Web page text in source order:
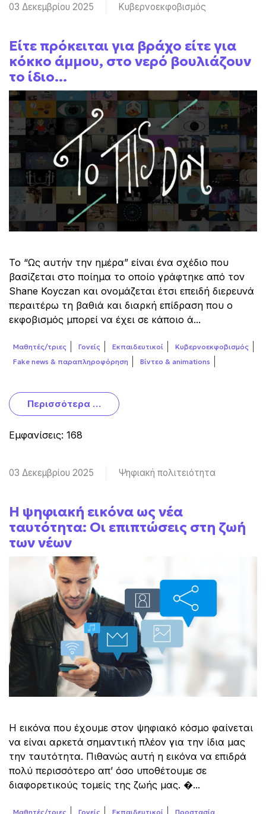
03 Δεκεμβρίου 2025 Κυβερνοεκφοβισμός
Είτε πρόκειται για βράχο είτε για
κόκκο άμμου, στο νερό βουλιάζουν
το ίδιο...
Το “Ως αυτήν την ημέρα” είναι ένα σχέδιο που
βασίζεται στο ποίημα το οποίο γράφτηκε από τον
Shane Koyczan και ονομάζεται έτσι επειδή διερευνά
περαιτέρω τη βαθιά και διαρκή επίδραση που ο
εκφοβισμός μπορεί να έχει σε κάποιο ά...
Μαθητές/τριες Γονείς Εκπαιδευτικοί
Κυβερνοεκφοβισμός
Fake news & παραπληροφόρηση
Βίντεο & animations
Περισσότερα …
Εμφανίσεις: 168
03 Δεκεμβρίου 2025 Ψηφιακή πολιτειότητα
Η ψηφιακή εικόνα ως νέα
ταυτότητα: Οι επιπτώσεις στη ζωή
των νέων
Η εικόνα που έχουμε στον ψηφιακό κόσμο φαίνεται
να είναι αρκετά σημαντική πλέον για την ίδια μας
την ταυτότητα. Πιθανώς αυτή η εικόνα να επιδρά
πολύ περισσότερο απ’ όσο υποθέτουμε σε
διαφορετικούς τομείς της ζωής μας. �...
Μαθητές/τριες Γονείς Εκπαιδευτικοί Προστασία